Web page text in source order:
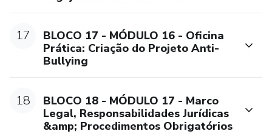
17
BLOCO 17 - MÓDULO 16 - Oficina
Prática: Criação do Projeto Anti-
Bullying
18
BLOCO 18 - MÓDULO 17 - Marco
Legal, Responsabilidades Jurídicas
&amp; Procedimentos Obrigatórios